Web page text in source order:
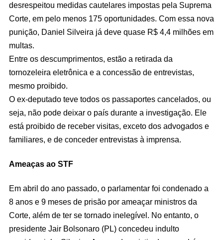
desrespeitou medidas cautelares impostas pela Suprema
Corte, em pelo menos 175 oportunidades. Com essa nova
punição, Daniel Silveira já deve quase R$ 4,4 milhões em
multas.
Entre os descumprimentos, estão a retirada da
tornozeleira eletrônica e a concessão de entrevistas,
mesmo proibido.
O ex-deputado teve todos os passaportes cancelados, ou
seja, não pode deixar o país durante a investigação. Ele
está proibido de receber visitas, exceto dos advogados e
familiares, e de conceder entrevistas à imprensa.
Ameaças ao STF
Em abril do ano passado, o parlamentar foi condenado a
8 anos e 9 meses de prisão por ameaçar ministros da
Corte, além de ter se tornado inelegível. No entanto, o
presidente Jair Bolsonaro (PL) concedeu indulto